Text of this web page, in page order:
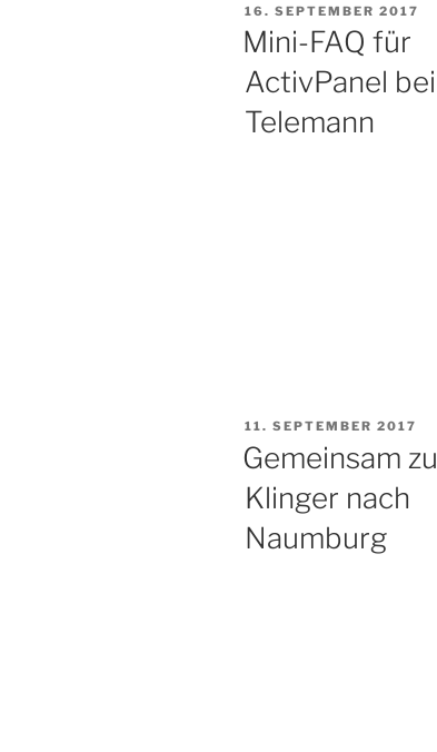
VERÖFFENTLICHT
AM
16. SEPTEMBER 2017
Mini-FAQ für
ActivPanel bei
Telemann
VERÖFFENTLICHT
11. SEPTEMBER 2017
Gemeinsam zu
Klinger nach
Naumburg